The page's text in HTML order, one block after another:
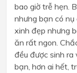
bao giờ trễ hẹn.
nhưng bạn có
xinh đẹp nhưng
ăn rất ngon.
đều được sinh ra
bạn, hơn ai hết,